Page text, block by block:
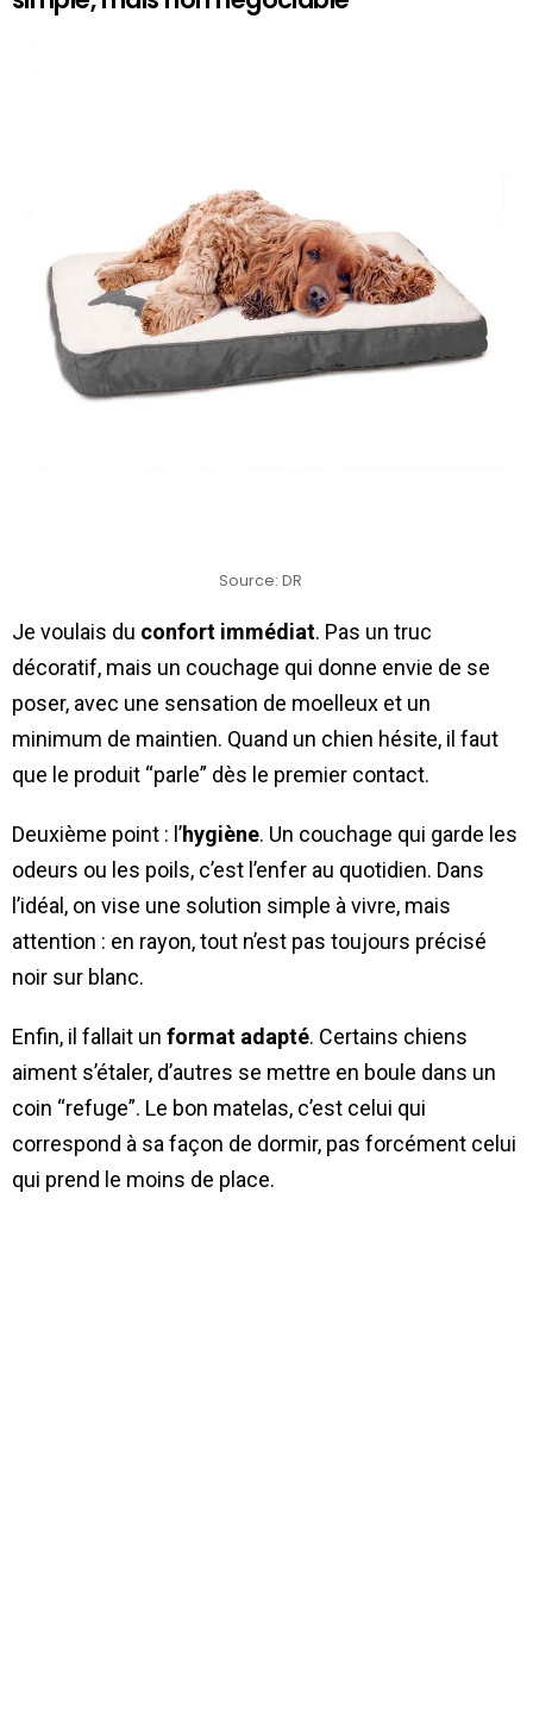
Source: DR
Je voulais du confort immédiat. Pas un truc
décoratif, mais un couchage qui donne envie de se
poser, avec une sensation de moelleux et un
minimum de maintien. Quand un chien hésite, il faut
que le produit “parle” dès le premier contact.
Deuxième point : l’hygiène. Un couchage qui garde les
odeurs ou les poils, c’est l’enfer au quotidien. Dans
l’idéal, on vise une solution simple à vivre, mais
attention : en rayon, tout n’est pas toujours précisé
noir sur blanc.
Enfin, il fallait un format adapté. Certains chiens
aiment s’étaler, d’autres se mettre en boule dans un
coin “refuge”. Le bon matelas, c’est celui qui
correspond à sa façon de dormir, pas forcément celui
qui prend le moins de place.